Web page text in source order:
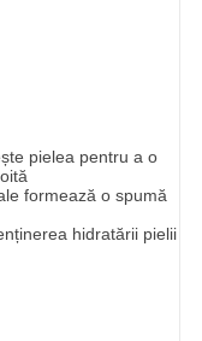
pielea pentru a o
formează o spumă
hidratării pielii